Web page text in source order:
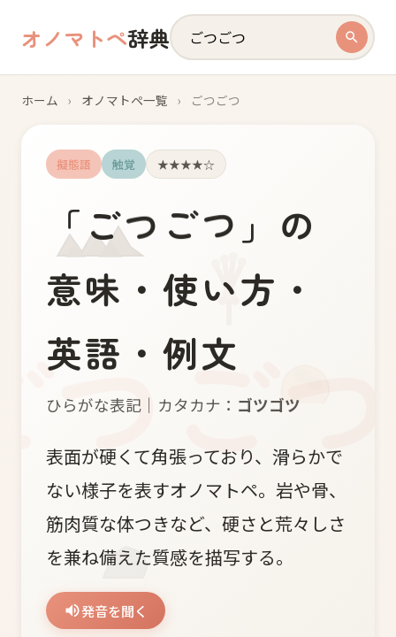
オノマトペ辞典
ホーム › オノマトペ一覧 › ごつごつ
擬態語 触覚 ★★★★☆
「ごつ ごつ 」の
意味・使い方・
英語・例文
ひらがな表記｜カタカナ： ゴツゴツ
表面が硬くて角張っており、滑らかで
ない様子を表すオノマトペ。岩や骨、
筋肉質な体つきなど、硬さと荒々しさ
を兼ね備えた質感を描写する。
発音を聞く